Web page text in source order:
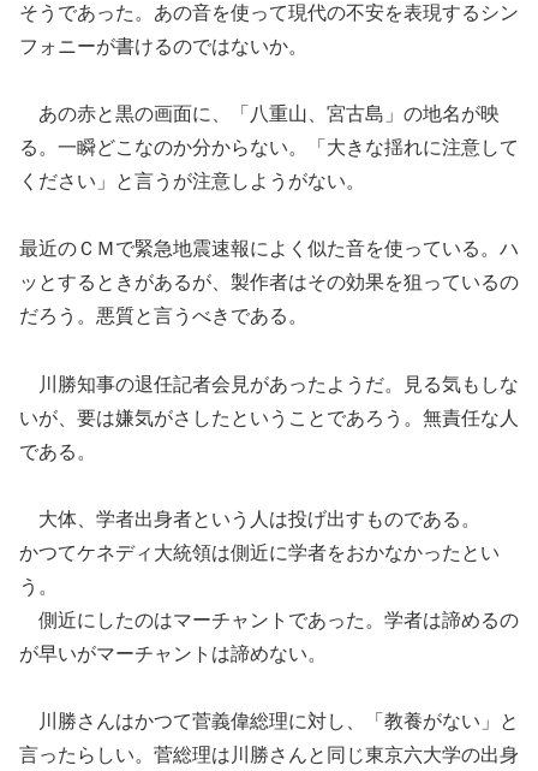
そうであった。 あの音を使って現代の不安を表現するシン
フォニーが書けるのではないか。
あの赤と黒の画面に
「八重山、宮古島」の地名が映
る。一瞬どこなのか分からない。
「 大きな揺れに注意して
ください 」 と言うが注意しようがない。
最近のＣＭで緊急地震速報によく似た音を使っている。 ハ
ッとするときがあるが
製作者はその効果を狙っているの
だろう。悪質と言うべきである。
川勝知事の退任記者会見があったようだ。見る気もしな
いが
要は嫌気がさしたということであろう。 無責任な人
である。
大体
学者出身者という人は投げ出すものである。
かつてケネディ大統領は側近に学者をおかなかったとい
う。
側近にしたのはマーチャントであった。学者は諦めるの
が早いがマーチャントは諦めない。
川勝さんはかつて菅義偉総理に対し、「教養がない」と
言ったらしい。菅総理は 川勝さんと同じ東京六大学の出身